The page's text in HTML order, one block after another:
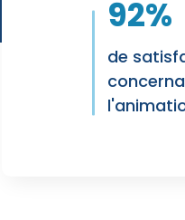
92%
de